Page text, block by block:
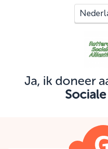
Ja, ik doneer
Je kunt nog niet verder
Controleer en verbeter